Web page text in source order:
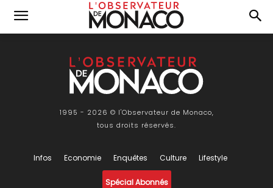
1995 - 2026 © l'Observateur de Monaco,
tous droits réservés.
Infos Economie Enquêtes Culture Lifestyle
Spécial Abonnés